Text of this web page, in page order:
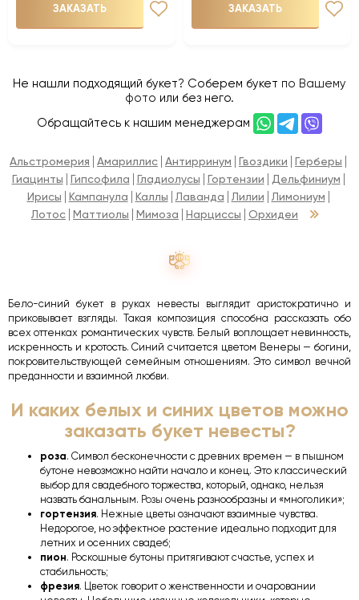
ЗАКАЗАТЬ ЗАКАЗАТЬ
Не нашли подходящий букет? Соберем букет по Вашему
фото или без него.
Обращайтесь к нашим менеджерам
Альстромерия Амариллис Антирринум Гвоздики
Герберы
Гиацинты
Гипсофила Гладиолусы Гортензии
Дельфиниум
Ирисы
Кампанула Каллы Лаванда Лилии
Лимониум
Лотос Маттиолы Мимоза Нарциссы Орхидеи
Бело-синий букет в руках невесты выглядит аристократично и
приковывает взгляды. Такая композиция способна рассказать обо
всех оттенках романтических чувств. Белый воплощает невинность,
искренность и кротость. Синий считается цветом Венеры — богини,
покровительствующей семейным отношениям. Это символ вечной
преданности и взаимной любви.
И каких белых и синих цветов можно
заказать букет невесты?
роза. Символ бесконечности с древних времен — в пышном
бутоне невозможно найти начало и конец. Это классический
выбор для свадебного торжества, который, однако, нельзя
назвать банальным. Розы очень разнообразны и «многолики»;
гортензия. Нежные цветы означают взаимные чувства.
Недорогое, но эффектное растение идеально подходит для
летних и осенних свадеб;
пион. Роскошные бутоны притягивают счастье, успех и
стабильность;
фрезия. Цветок говорит о женственности и очаровании